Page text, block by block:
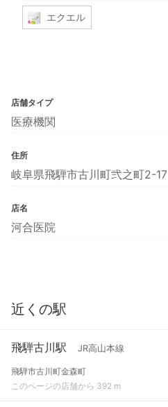
エクエル
店舗タイプ
医療機関
住所
岐阜県飛騨市古川町弐之町2-17
店名
河合医院
近くの駅
飛騨古川駅 JR高山本線
飛騨市古川町金森町
このページの店舗から 392 m